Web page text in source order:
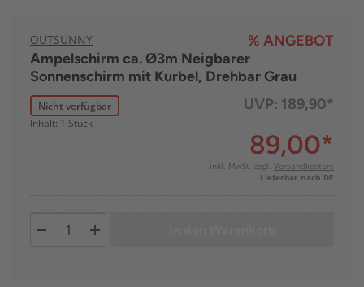
OUTSUNNY
% ANGEBOT
Ampelschirm ca. Ø3m Neigbarer
Sonnenschirm mit Kurbel, Drehbar Grau
Nicht verfügbar
Inhalt: 1 Stück
UVP: 189,90*
89,00*
inkl. MwSt. zzgl. Versandkosten:
Lieferbar nach DE